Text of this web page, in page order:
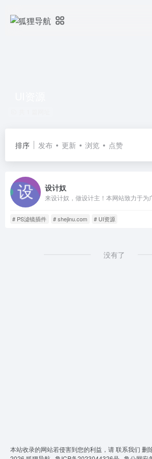
排序 发布 更新 浏览 点赞
设计奴
# PS滤镜插件 # shejinu.com # UI资源
没有了
本站收录的网站若侵害到您的利益，请联系我们 删